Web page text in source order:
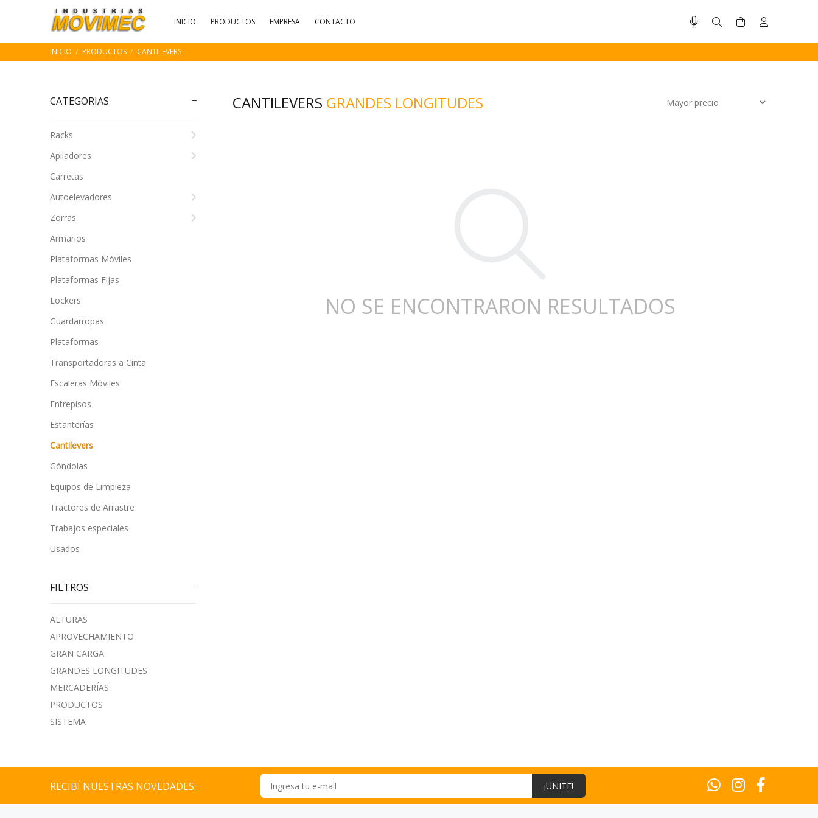
INICIO PRODUCTOS EMPRESA CONTACTO
INICIO PRODUCTOS CANTILEVERS
CATEGORIAS
Racks
Apiladores
Carretas
Autoelevadores
Zorras
Armarios
Plataformas Móviles
Plataformas Fijas
Lockers
Guardarropas
Plataformas
Transportadoras a Cinta
Escaleras Móviles
Entrepisos
Estanterías
Cantilevers
Góndolas
Equipos de Limpieza
Tractores de Arrastre
Trabajos especiales
Usados
FILTROS
ALTURAS
APROVECHAMIENTO
GRAN CARGA
GRANDES LONGITUDES
MERCADERÍAS
PRODUCTOS
SISTEMA
CANTILEVERS GRANDES LONGITUDES
NO SE ENCONTRARON RESULTADOS
RECIBÍ NUESTRAS NOVEDADES: ¡UNITE!